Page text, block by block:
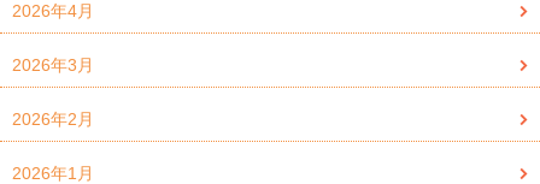
2026年4月
2026年3月
2026年2月
2026年1月